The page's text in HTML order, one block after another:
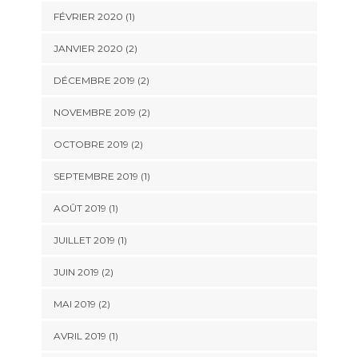
FÉVRIER 2020 (1)
JANVIER 2020 (2)
DÉCEMBRE 2019 (2)
NOVEMBRE 2019 (2)
OCTOBRE 2019 (2)
SEPTEMBRE 2019 (1)
AOÛT 2019 (1)
JUILLET 2019 (1)
JUIN 2019 (2)
MAI 2019 (2)
AVRIL 2019 (1)